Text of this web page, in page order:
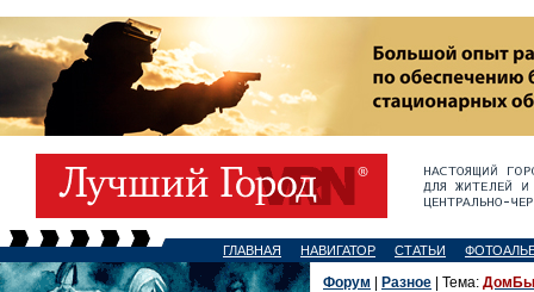
ГЛАВНАЯ НАВИГАТОР СТАТЬИ
Форум Разное | Тема: